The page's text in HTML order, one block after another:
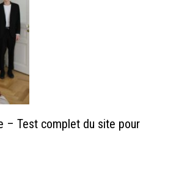
– Test complet du site pour